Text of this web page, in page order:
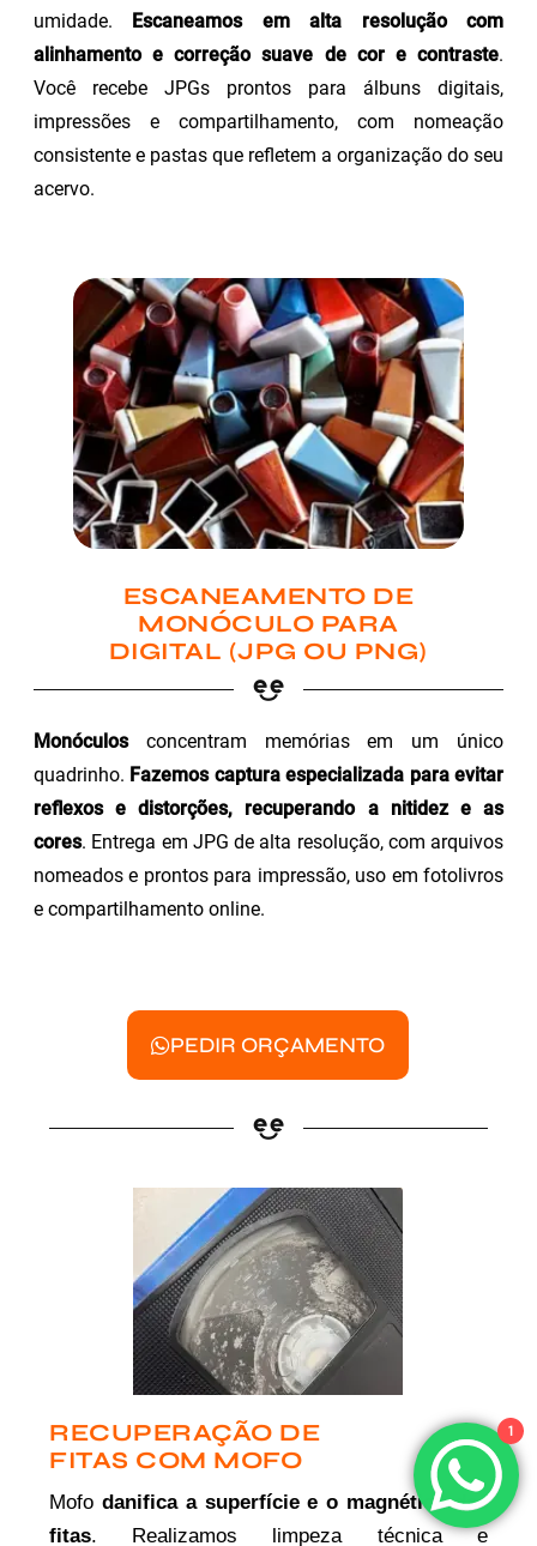
umidade. Escaneamos em alta resolução com
alinhamento e correção suave de cor e contraste.
Você recebe JPGs prontos para álbuns digitais,
impressões e compartilhamento, com nomeação
consistente e pastas que refletem a organização do seu
acervo.
ESCANEAMENTO DE
MONÓCULO PARA
DIGITAL (JPG OU PNG)
Monóculosconcentram memórias em um único
quadrinho. Fazemos captura especializada para evitar
reflexos e distorções, recuperando a nitidez e as
cores. Entrega em JPG de alta resolução, com arquivos
nomeados e prontos para impressão, uso em fotolivros
e compartilhamento online.
PEDIR ORÇAMENTO
RECUPERAÇÃO DE
FITAS COM MOFO
Mofodanifica a superfície e o magnético das
fitas. Realizamos limpeza técnica e
1